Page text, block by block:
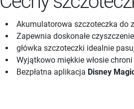
Akumulatorowa szczoteczka do
Zapewnia doskonałe
główka szczoteczki idealnie
Wyjątkowo miękkie włosie
Bezpłatna aplikacja Disney